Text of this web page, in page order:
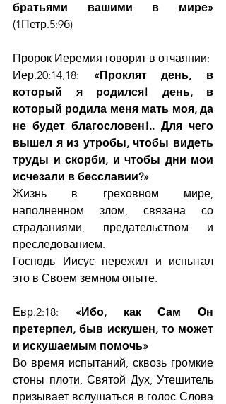
братьями вашими в мире»
(1Петр.5:9б)
Пророк Иеремия говорит в отчаянии:
Иер.20:14,18: «Проклят день, в
который я родился! день, в
который родила меня мать моя, да
не будет благословен!.. Для чего
вышел я из утробы, чтобы видеть
труды и скорби, и чтобы дни мои
исчезали в бесславии?»
Жизнь в греховном мире,
наполненном злом, связана со
страданиями, предательством и
преследованием.
Господь Иисус пережил и испытал
это в Своем земном опыте.
Евр.2:18: «Ибо, как Сам Он
претерпел, быв искушен, то может
и искушаемым помочь»
Во время испытаний, сквозь громкие
стоны плоти, Святой Дух, Утешитель
призывает вслушаться в голос Слова